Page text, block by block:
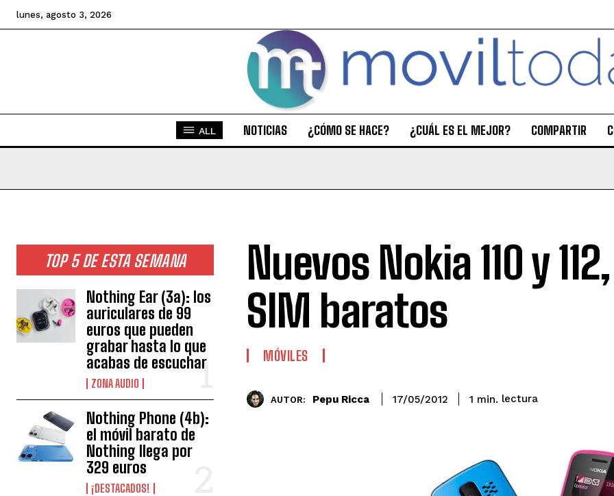
lunes, agosto 3, 2026
ALL NOTICIAS ¿CÓMO SE HACE? ¿CUÁL ES EL MEJOR? COMPARTIR
TOP 5 DE ESTA SEMANA
Nothing Ear (3a): los
auriculares de 99
euros que pueden
grabar hasta lo que
acabas de escuchar
ZONA AUDIO
Nothing Phone (4b):
el móvil barato de
Nothing llega por
329 euros
¡DESTACADOS!
Nuevos Nokia 110 y
SIM baratos
MÓVILES
AUTOR: Pepu Ricca 17/05/2012 1 min. lectura